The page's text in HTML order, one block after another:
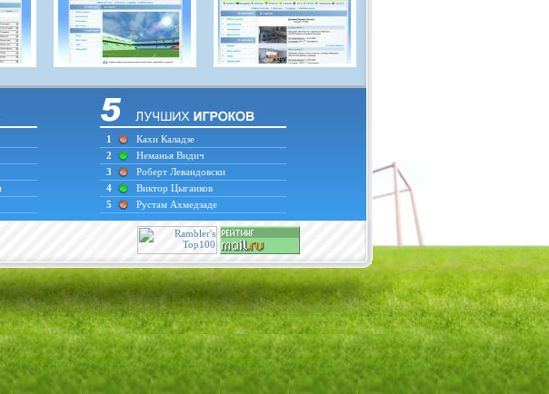
1
Кахи Каладзе
2
Неманья Видич
3
Роберт Левандовски
4
Виктор Цыганков
5
Рустам Ахмедзаде